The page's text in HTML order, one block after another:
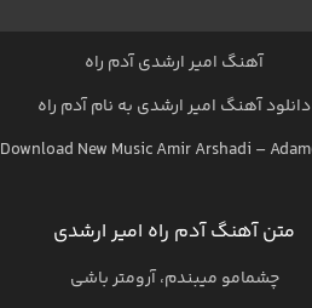
آهنگ امیر ارشدی آدم راه
دانلود آهنگ امیر ارشدی به نامآدم راه
Download New MusicAmir Arshadi –
متن آهنگ آدم راه امیر ارشدی
چشمامو میبندم، آرومتر باشی